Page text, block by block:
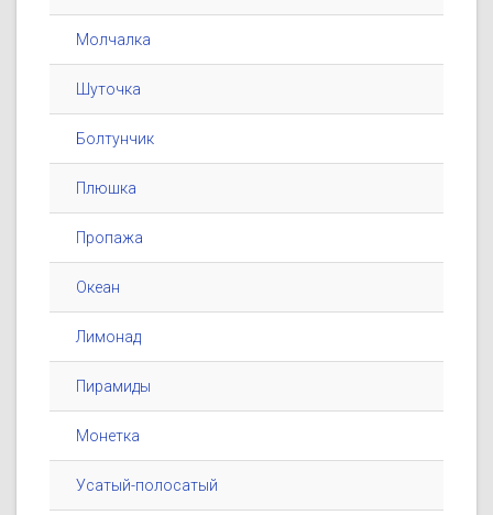
Молчалка
Шуточка
Болтунчик
Плюшка
Пропажа
Океан
Лимонад
Пирамиды
Монетка
Усатый-полосатый